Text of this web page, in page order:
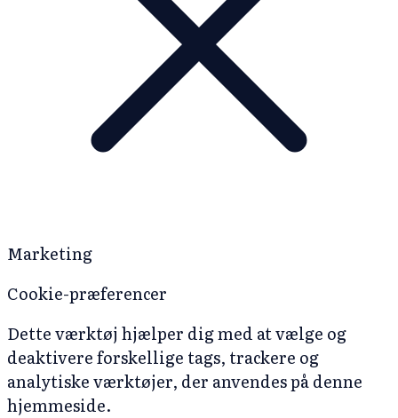
Marketing
Cookie-præferencer
Dette værktøj hjælper dig med at vælge og
deaktivere forskellige tags, trackere og
analytiske værktøjer, der anvendes på denne
hjemmeside.